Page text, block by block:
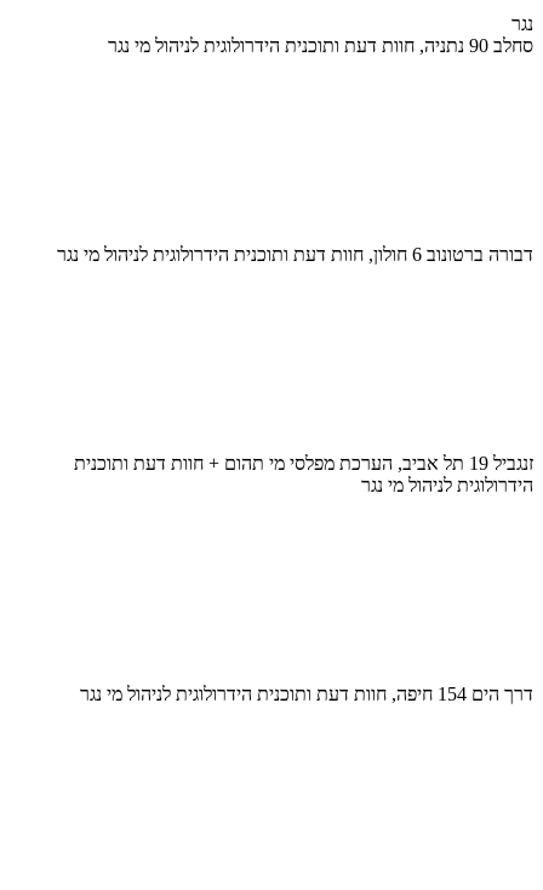
נגר
סחלב 90 נתניה, חוות דעת ותוכנית הידרולוגית לניהול מי נגר
דבורה ברטונוב 6 חולון, חוות דעת ותוכנית הידרולוגית לניהול מי נגר
זנגביל 19 תל אביב, הערכת מפלסי מי תהום + חוות דעת ותוכנית
הידרולוגית לניהול מי נגר
דרך הים 154 חיפה, חוות דעת ותוכנית הידרולוגית לניהול מי נגר